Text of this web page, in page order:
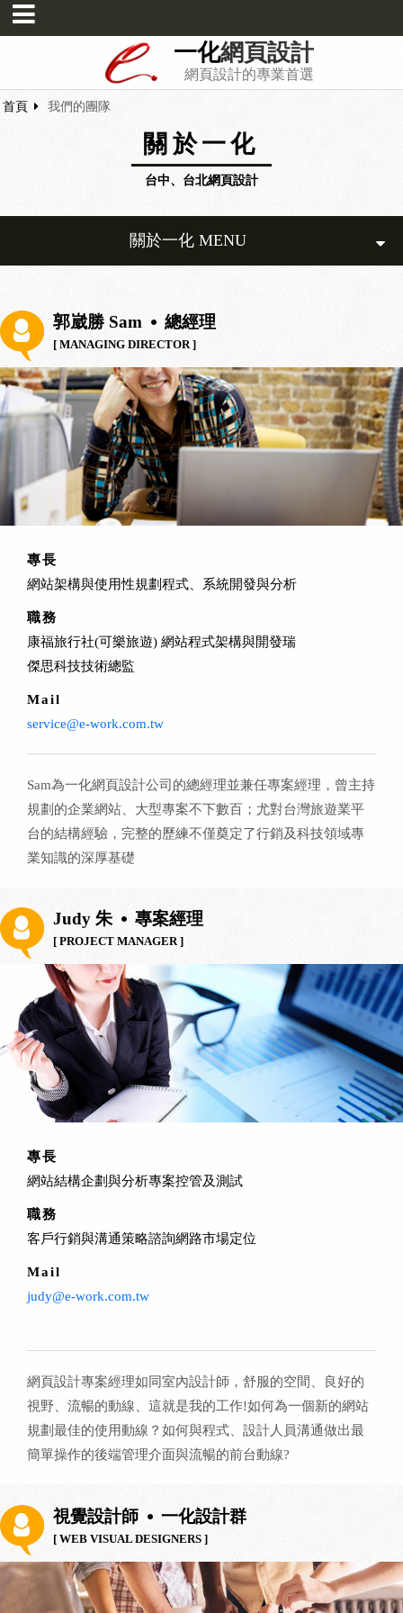
一化網頁設計
網頁設計的專業首選
首頁 我們的團隊
關於一化
台中、台北網頁設計
關於一化 MENU
郭崴勝 Sam 總經理
[ MANAGING DIRECTOR ]
專長
網站架構與使用性規劃程式、系統開發與分析
職務
康福旅行社(可樂旅遊) 網站程式架構與開發瑞
傑思科技技術總監
Mail
service@e-work.com.tw
Sam為一化網頁設計公司的總經理並兼任專案經理，曾主持
規劃的企業網站、大型專案不下數百；尤對台灣旅遊業平
台的結構經驗，完整的歷練不僅奠定了行銷及科技領域專
業知識的深厚基礎
Judy 朱 專案經理
[ PROJECT MANAGER ]
專長
網站結構企劃與分析專案控管及測試
職務
客戶行銷與溝通策略諮詢網路市場定位
Mail
judy@e-work.com.tw
網頁設計專案經理如同室內設計師，舒服的空間、良好的
視野、流暢的動線、這就是我的工作!如何為一個新的網站
規劃最佳的使用動線？如何與程式、設計人員溝通做出最
簡單操作的後端管理介面與流暢的前台動線?
視覺設計師 一化設計群
[ WEB VISUAL DESIGNERS ]